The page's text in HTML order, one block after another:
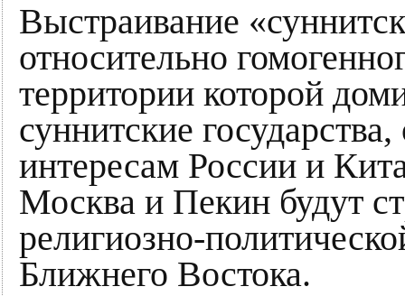
Выстраивание
относительно
территории которой
суннитские
интересам России и
Москва и Пекин будут
религиозно-
Ближнего Востока.